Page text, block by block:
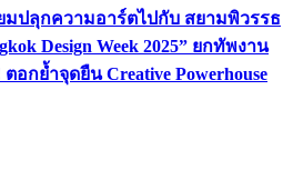
มปลุกความอาร์ตไปกับ สยามพิวรรธ
Design Week 2025” ยกทัพงาน
กย้ำจุดยืน Creative Powerhouse